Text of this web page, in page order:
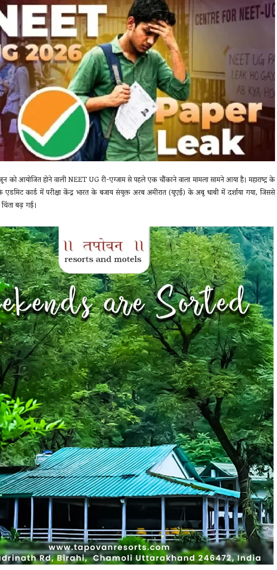
को आयोजित होने वाली NEET UG री-एग्जाम से पहले एक चौंकाने वाला मामला सामने आया है। महाराष्ट्र के
एडमिट कार्ड में परीक्षा केंद्र भारत के बजाय संयुक्त अरब अमीरात (यूएई) के अबू धाबी में दर्शाया गया, जिससे
बढ़ गई।